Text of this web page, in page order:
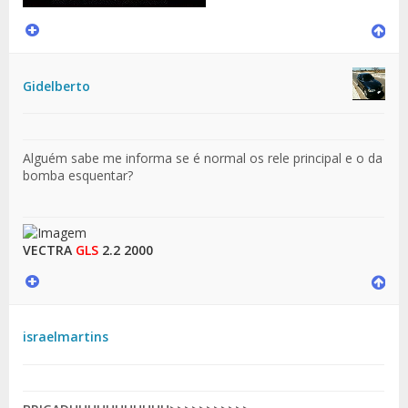
Gidelberto
Alguém sabe me informa se é normal os rele principal e o da
bomba esquentar?
VECTRA GLS 2.2 2000
israelmartins